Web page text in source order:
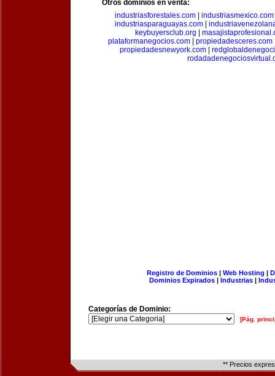
Otros dominios en venta:
industriasforestales.com
industriasmexico.com
industriasparaguayas.com
keybuyersclub.org
plataformanegocios.com
propiedadesceres.com
propiedadesnewyork.com|
Registro de Dominios| Web Hosting |
Dominios Expirados | Industrias |
Categorías de Dominio:
[Pág.
** Precios